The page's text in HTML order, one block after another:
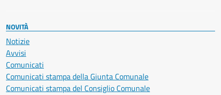
NOVITÀ
Notizie
Avvisi
Comunicati
Comunicati stampa della Giunta Comunale
Comunicati stampa del Consiglio Comunale